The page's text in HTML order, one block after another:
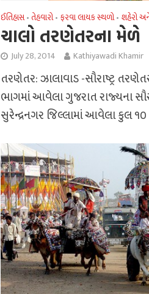
ઈતિહાસ•તેહવારો• ફરવા લાયક સ્થળો• શહેરો
ચાલો તરણેતરના મેળે
July 28, 2014 Kathiyawadi Khamir
તરણેતર: ઝાલાવાડ -સૌરાષ્ટ્ર
ભાગમાં આવેલા ગુજરાત રાજ્યના
સુરેન્દ્રનગર જિલ્લામાં આવેલા કુલ